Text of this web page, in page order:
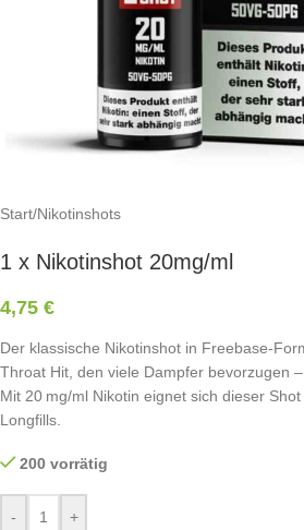
Start/Nikotinshots
1 x Nikotinshot 20mg/ml
4,75 €
Der klassische Nikotinshot in Freebase-
Throat Hit, den viele Dampfer bevorzugen
Mit 20 mg/ml Nikotin eignet sich dieser
Longfills.
200 vorrätig
- +